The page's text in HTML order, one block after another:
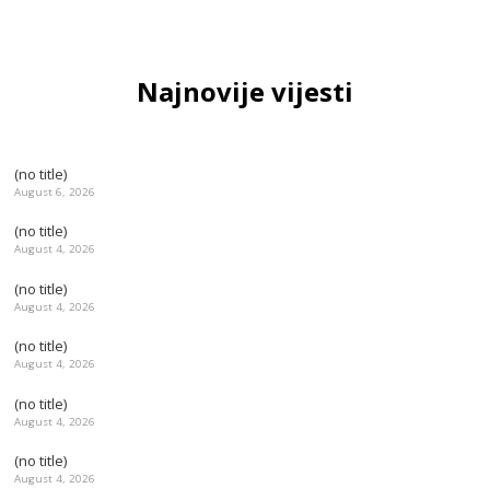
Najnovije vijesti
(no title)
August 6, 2026
(no title)
August 4, 2026
(no title)
August 4, 2026
(no title)
August 4, 2026
(no title)
August 4, 2026
(no title)
August 4, 2026